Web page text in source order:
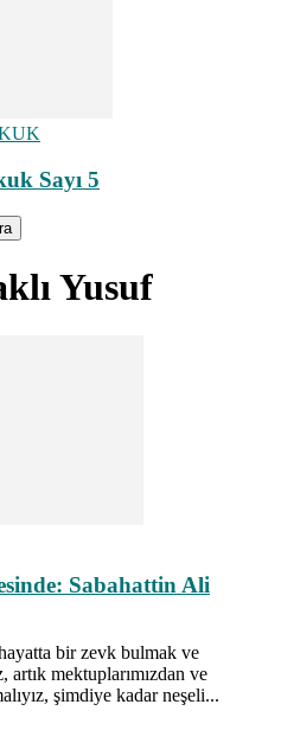
Sayı 5
Yusuf
Sabahattin Ali
bir zevk bulmak ve
mektuplarımızdan ve
şimdiye kadar neşeli...